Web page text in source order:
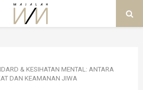
& KESIHATAN MENTAL: ANTARA
DAN KEAMANAN JIWA